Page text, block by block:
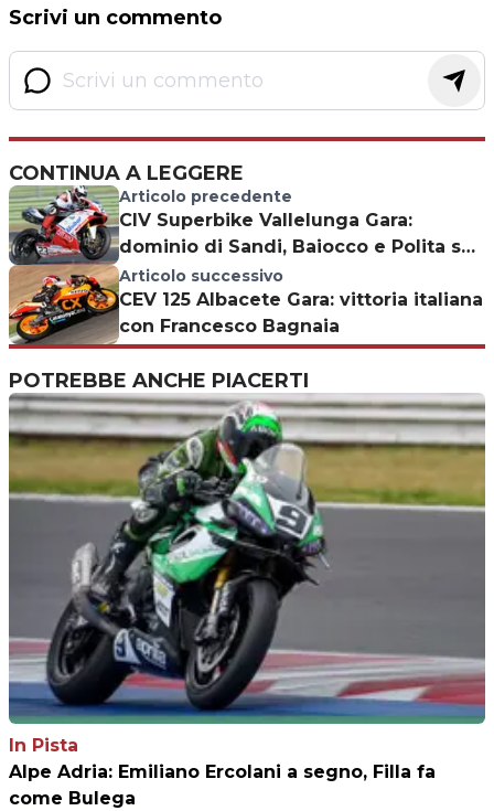
Scrivi un commento
CONTINUA A LEGGERE
Articolo precedente
CIV Superbike Vallelunga Gara:
dominio di Sandi, Baiocco e Polita sul
podio
Articolo successivo
CEV 125 Albacete Gara: vittoria italiana
con Francesco Bagnaia
POTREBBE ANCHE PIACERTI
In Pista
Alpe Adria: Emiliano Ercolani a segno, Filla fa
come Bulega